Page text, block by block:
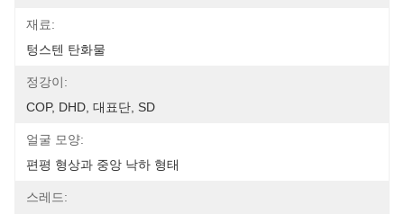
재료:
텅스텐 탄화물
정강이:
COP, DHD, 대표단, SD
얼굴 모양:
편평 형상과 중앙 낙하 형태
스레드: